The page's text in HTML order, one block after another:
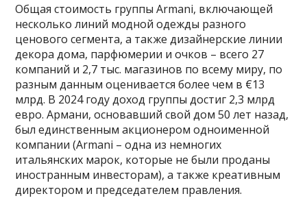
Общая стоимость группы Armani, включающей
несколько линий модной одежды разного
ценового сегмента, а также дизайнерские линии
декора дома, парфюмерии и очков – всего 27
компаний и 2,7 тыс. магазинов по всему миру, по
разным данным оценивается более чем в €13
млрд. В 2024 году доход группы достиг 2,3 млрд
евро. Армани, основавший свой дом 50 лет назад,
был единственным акционером одноименной
компании (Armani – одна из немногих
итальянских марок, которые не были проданы
иностранным инвесторам), а также креативным
директором и председателем правления.